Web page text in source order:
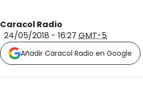
Caracol Radio
24/05/2018 - 16:27 GMT-5
Añadir Caracol Radio en Google